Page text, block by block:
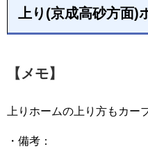
上り(京成高砂方面)
【メモ】
上りホームの上り方もカー
・備考：